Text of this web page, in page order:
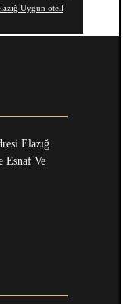
Uygun otell
Elazığ
Esnaf Ve